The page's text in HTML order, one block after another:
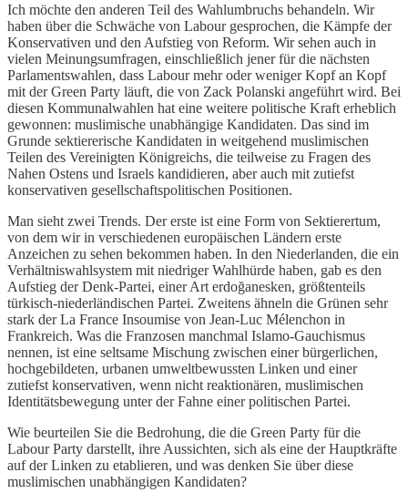
Ich möchte den anderen Teil des Wahlumbruchs behandeln. Wir
haben über die Schwäche von Labour gesprochen, die Kämpfe der
Konservativen und den Aufstieg von Reform. Wir sehen auch in
vielen Meinungsumfragen, einschließlich jener für die nächsten
Parlamentswahlen, dass Labour mehr oder weniger Kopf an Kopf
mit der Green Party läuft, die von Zack Polanski angeführt wird. Bei
diesen Kommunalwahlen hat eine weitere politische Kraft erheblich
gewonnen: muslimische unabhängige Kandidaten. Das sind im
Grunde sektiererische Kandidaten in weitgehend muslimischen
Teilen des Vereinigten Königreichs, die teilweise zu Fragen des
Nahen Ostens und Israels kandidieren, aber auch mit zutiefst
konservativen gesellschaftspolitischen Positionen.
Man sieht zwei Trends. Der erste ist eine Form von Sektierertum,
von dem wir in verschiedenen europäischen Ländern erste
Anzeichen zu sehen bekommen haben. In den Niederlanden, die ein
Verhältniswahlsystem mit niedriger Wahlhürde haben, gab es den
Aufstieg der Denk-Partei, einer Art erdoğanesken, größtenteils
türkisch-niederländischen Partei. Zweitens ähneln die Grünen sehr
stark der La France Insoumise von Jean-Luc Mélenchon in
Frankreich. Was die Franzosen manchmal Islamo-Gauchismus
nennen, ist eine seltsame Mischung zwischen einer bürgerlichen,
hochgebildeten, urbanen umweltbewussten Linken und einer
zutiefst konservativen, wenn nicht reaktionären, muslimischen
Identitätsbewegung unter der Fahne einer politischen Partei.
Wie beurteilen Sie die Bedrohung, die die Green Party für die
Labour Party darstellt, ihre Aussichten, sich als eine der Hauptkräfte
auf der Linken zu etablieren, und was denken Sie über diese
muslimischen unabhängigen Kandidaten?